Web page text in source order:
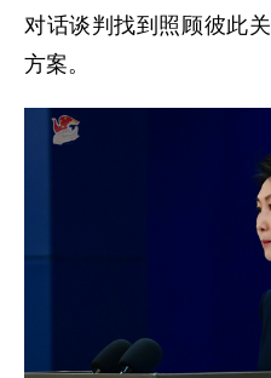
对话谈判找到照顾彼此
方案。